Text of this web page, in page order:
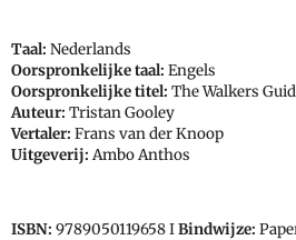
Taal: Nederlands
Oorspronkelijke taal: Engels
Oorspronkelijke titel: The Walkers
Auteur: Tristan Gooley
Vertaler: Frans van der Knoop
Uitgeverij: Ambo Anthos
ISBN: 9789050119658IBindwijze: